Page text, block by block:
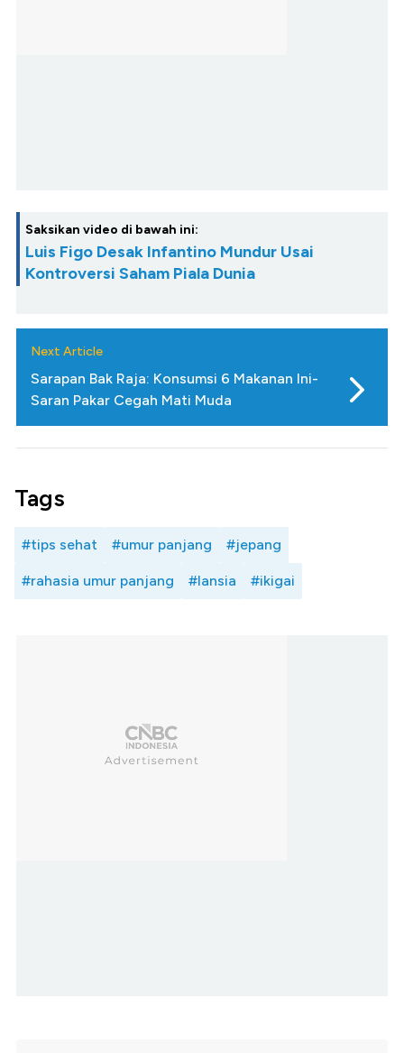
Saksikan video di bawah ini:
Luis Figo Desak Infantino Mundur Usai
Kontroversi Saham Piala Dunia
Next Article
Sarapan Bak Raja: Konsumsi 6 Makanan Ini-
Saran Pakar Cegah Mati Muda
Tags
#tips sehat #umur panjang #jepang
#rahasia umur panjang #lansia #ikigai